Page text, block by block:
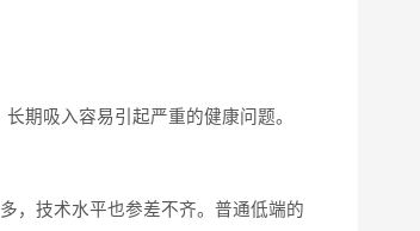
期吸入容易引起严重的健康问题。
，技术水平也参差不齐。普通低端的